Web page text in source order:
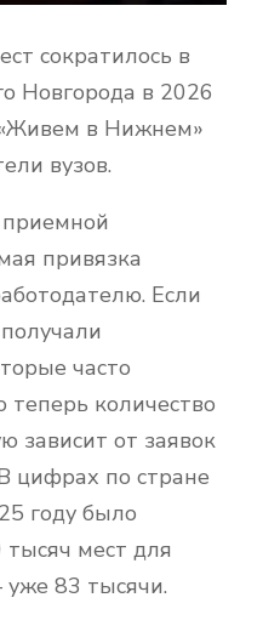
сократилось в
Новгорода в 2026
в Нижнем»
вузов.
привязка
Если
часто
теперь количество
зависит от заявок
цифрах по стране
году было
мест для
83 тысячи.